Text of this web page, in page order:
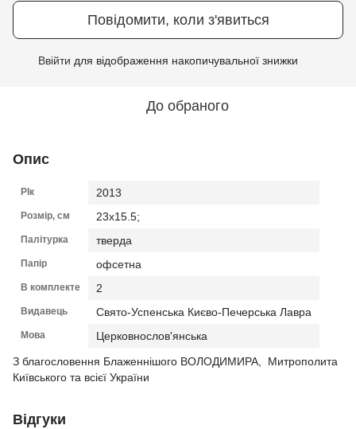
Повідомити, коли з'явиться
Ввійти для відображення накопичувальної знижки
До обраного
Опис
РІк 2013
Розмір, см 23х15.5;
Палітурка тверда
Папір офсетна
В комплекте 2
Видавець Свято-Успенська Києво-Печерська Лавра
Мова
Церковнослов'янська
З благословення Блаженнішого ВОЛОДИМИРА, Митрополита
Київського та всієї України
Відгуки